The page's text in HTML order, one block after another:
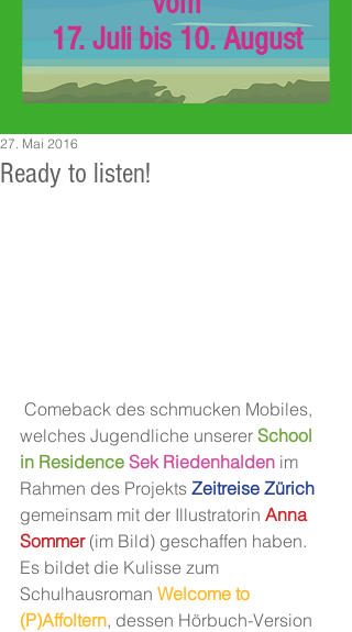
17. Juli bis 10. August
Ready to listen!
27. Mai 2016
welches Jugendliche unserer School
in Residence Sek Riedenhalden im
Rahmen des Projekts Zeitreise Zürich
gemeinsam mit der Illustratorin Anna
Sommer (im Bild) geschaffen haben.
Es bildet die Kulisse zum
Schulhausroman Welcome to
(P)Affoltern, dessen Hörbuch-Version